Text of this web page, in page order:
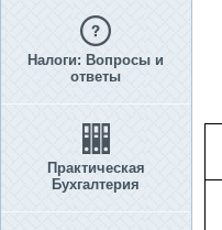
Налоги: Вопросы и
ответы
Практическая
Бухгалтерия